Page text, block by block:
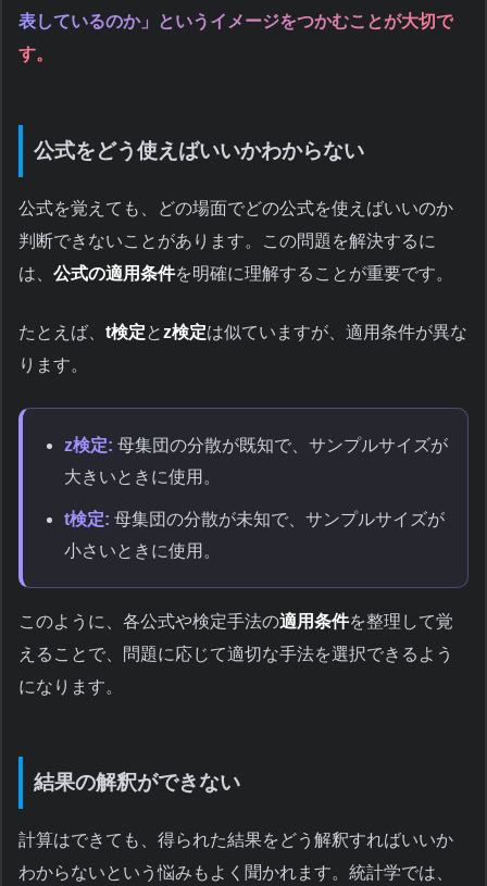
表しているのか」というイメージをつかむことが大切で
す。
公式をどう使えばいいかわからない
公式を覚えても、どの場面でどの公式を使えばいいのか
判断できないことがあります。この問題を解決するに
は、 公式の適用条件を明確に理解することが重要です。
たとえば、 t検定とz検定は似ていますが、適用条件が異な
ります。
z検定: 母集団の分散が既知で、サンプルサイズが
大きいときに使用。
t検定: 母集団の分散が未知で、サンプルサイズが
小さいときに使用。
このように、各公式や検定手法の適用条件を整理して覚
えることで、問題に応じて適切な手法を選択できるよう
になります。
結果の解釈ができない
計算はできても、得られた結果をどう解釈すればいいか
わからないという悩みもよく聞かれます。統計学では、